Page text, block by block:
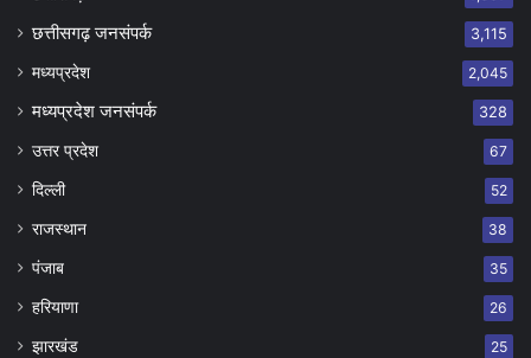
छत्तीसगढ़ जनसंपर्क 3,115
मध्यप्रदेश 2,045
मध्यप्रदेश जनसंपर्क 328
उत्तर प्रदेश 67
दिल्ली 52
राजस्थान 38
पंजाब 35
हरियाणा 26
झारखंड 25